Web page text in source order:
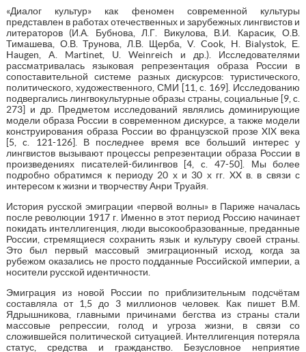
«Диалог культур» как феномен современной культуры
представлен в работах отечественных и зарубежных лингвистов и
литераторов (И.А. Бубнова, Л.Г. Викулова, В.И. Карасик, О.В.
Тимашева, О.В. Трунова, Л.В. Щерба, V. Cook, H. Bialystok, Е.
Haugen, A. Martinet, U. Weinreich и др.). Исследователями
рассматривалась языковая репрезентация образа России в
сопоставительной системе разных дискурсов: туристического,
политического, художественного, СМИ [11, c. 169]. Исследованию
подвергались лингвокультурные образы страны, социальные [9, c.
273] и др. Предметом исследований являлись доминирующие
модели образа России в современном дискурсе, а также модели
конструирования образа России во французской прозе XIX века
[5, c. 121-126]. В последнее время все больший интерес у
лингвистов вызывают процессы репрезентации образа России в
произведениях писателей-билингвов [4, c. 47-50]. Мы более
подробно обратимся к периоду 20 х и 30 х гг. XX в. в связи с
интересом к жизни и творчеству Анри Труайя.
История русской эмиграции «первой волны» в Париже началась
после революции 1917 г. Именно в этот период Россию начинает
покидать интеллигенция, люди высокообразованные, преданные
России, стремящиеся сохранить язык и культуру своей страны.
Это был первый массовый эмиграционный исход, когда за
рубежом оказались не просто подданные Российской империи, а
носители русской идентичности.
Эмиграция из новой России по приблизительным подсчётам
составляла от 1,5 до 3 миллионов человек. Как пишет В.М.
Ядрышникова, главными причинами бегства из страны стали
массовые репрессии, голод и угроза жизни, в связи со
сложившейся политической ситуацией. Интеллигенция потеряла
статус, средства и гражданство. Безусловное неприятие